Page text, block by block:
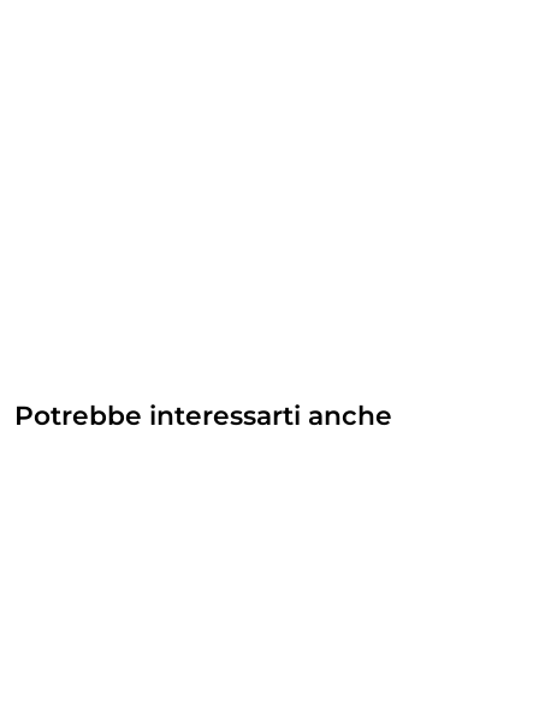
Potrebbe interessarti anche